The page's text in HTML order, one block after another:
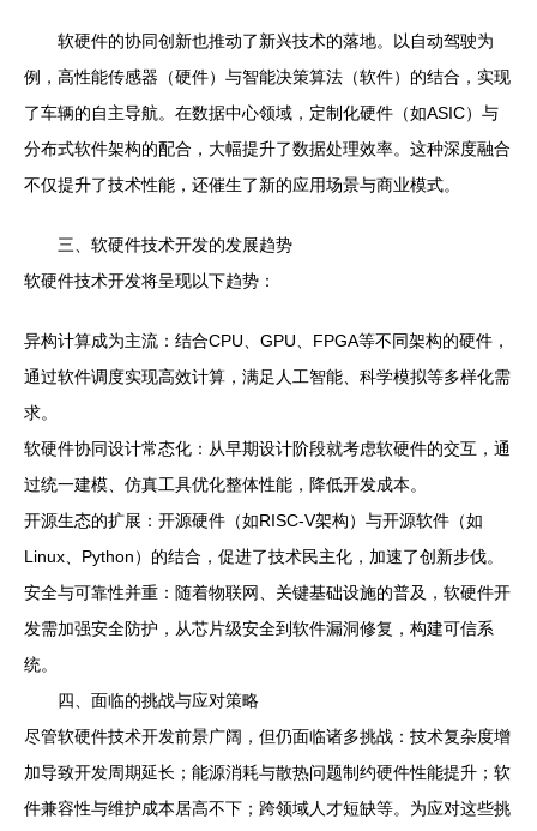
软硬件的协同创新也推动了新兴技术的落地。以自动驾驶为
例，高性能传感器（硬件）与智能决策算法（软件）的结合，实现
了车辆的自主导航。在数据中心领域，定制化硬件（如ASIC）与
分布式软件架构的配合，大幅提升了数据处理效率。这种深度融合
不仅提升了技术性能，还催生了新的应用场景与商业模式。
三、软硬件技术开发的发展趋势
软硬件技术开发将呈现以下趋势：
异构计算成为主流：结合CPU、GPU、FPGA等不同架构的硬件，
通过软件调度实现高效计算，满足人工智能、科学模拟等多样化需
求。
软硬件协同设计常态化：从早期设计阶段就考虑软硬件的交互，通
过统一建模、仿真工具优化整体性能，降低开发成本。
开源生态的扩展：开源硬件（如RISC-V架构）与开源软件（如
Linux、Python）的结合，促进了技术民主化，加速了创新步伐。
安全与可靠性并重：随着物联网、关键基础设施的普及，软硬件开
发需加强安全防护，从芯片级安全到软件漏洞修复，构建可信系
统。
四、面临的挑战与应对策略
尽管软硬件技术开发前景广阔，但仍面临诸多挑战：技术复杂度增
加导致开发周期延长；能源消耗与散热问题制约硬件性能提升；软
件兼容性与维护成本居高不下；跨领域人才短缺等。为应对这些挑